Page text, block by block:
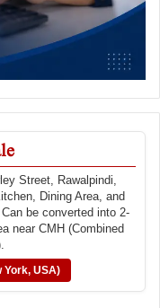
Street, Rawalpindi,
Dining Area, and
be converted into 2-
near CMH (Combined
York, USA)